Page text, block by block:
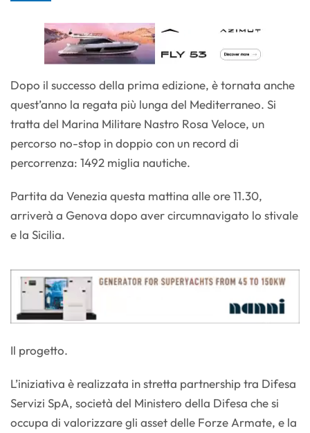
Dopo il successo della prima edizione, è tornata anche
quest’anno la regata più lunga del Mediterraneo. Si
tratta del Marina Militare Nastro Rosa Veloce, un
percorso no-stop in doppio con un record di
percorrenza: 1492 miglia nautiche.
Partita da Venezia questa mattina alle ore 11.30,
arriverà a Genova dopo aver circumnavigato lo stivale
e la Sicilia.
Il progetto.
L’iniziativa è realizzata in stretta partnership tra Difesa
Servizi SpA, società del Ministero della Difesa che si
occupa di valorizzare gli asset delle Forze Armate, e la